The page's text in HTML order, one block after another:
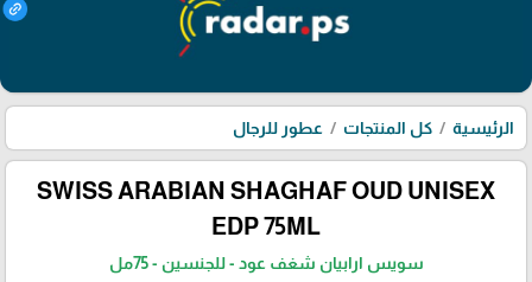
الرئيسية كل المنتجات عطور للرجال
SWISS ARABIAN SHAGHAF OUD UNISEX
EDP 75ML
سويس ارابيان شغف عود - للجنسين - 75مل